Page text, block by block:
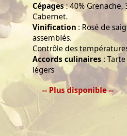
Cépages: 40% Grenache,
Cabernet.
Vinification : Rosé de
assemblés.
Contrôle des
Accords culinaires: Tarte
légers
-- Plus disponible --